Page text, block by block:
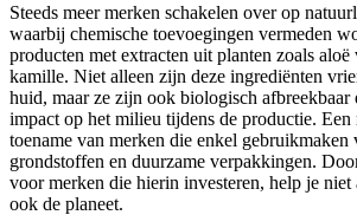
Steeds meer merken schakelen over op
waarbij chemische toevoegingen vermeden
producten met extracten uit planten zoals aloë
kamille. Niet alleen zijn deze ingrediënten
huid, maar ze zijn ook biologisch afbreekbaar
impact op het milieu tijdens de productie.
toename van merken die enkel gebruikmaken
grondstoffen en duurzame verpakkingen.
voor merken die hierin investeren, help je niet
ook de planeet.